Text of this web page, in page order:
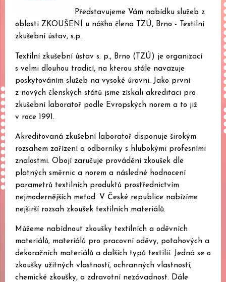
Představujeme Vám nabídku služeb z
oblasti ZKOUŠENÍ u nášho člena TZÚ, Brno - Textilní
zkušební ústav, s.p.
Textilní zkušební ústav s. p., Brno (TZÚ) je organizací
s velmi dlouhou tradicí, na kterou stále navazuje
poskytováním služeb na vysoké úrovni. Jako první
z nových členských států jsme získali akreditaci pro
zkušební laboratoř podle Evropských norem a to již
v roce 1991.
Akreditovaná zkušební laboratoř disponuje širokým
rozsahem zařízení a odborníky s hlubokými profesními
znalostmi. Obojí zaručuje provádění zkoušek dle
platných směrnic a norem a následné hodnocení
parametrů textilních produktů prostřednictvím
nejmodernějších metod. V České republice nabízíme
nejširší rozsah zkoušek textilních materiálů.
Můžeme nabídnout zkoušky textilních a oděvních
materiálů, materiálů pro pracovní oděvy, potahových a
dekoračních materiálů a dalších typů textilií. Jedná se o
zkoušky užitných vlastností, ochranných vlastností,
chemické zkoušky, a zdravotní nezávadnost. Dále